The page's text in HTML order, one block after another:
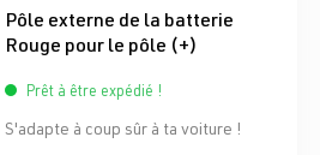
Pôle externe de la batterie
Rouge pour le pôle (+)
Prêt à être expédié !
S'adapte à coup sûr à ta voiture !